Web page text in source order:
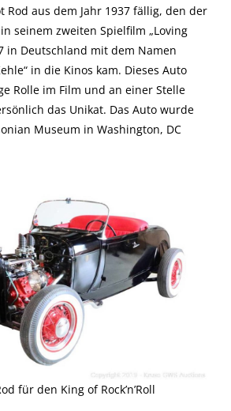
Rod aus dem Jahr 1937 fällig, den der
in seinem zweiten Spielfilm „Loving
in Deutschland mit dem Namen
in die Kinos kam. Dieses Auto
Rolle im Film und an einer Stelle
das Unikat. Das Auto wurde
Museum in Washington, DC
für den King of Rock’n’Roll